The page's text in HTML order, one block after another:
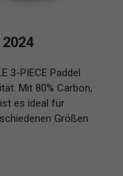
3-PIECE Paddel
Mit 80% Carbon,
es ideal für
Größen